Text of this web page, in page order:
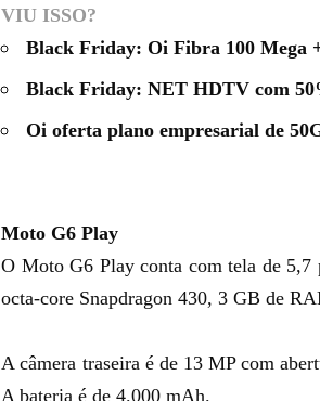
VIU ISSO?
Black Friday: Oi Fibra 100 Mega
Black Friday: NET HDTV com
Oi oferta plano empresarial de
Moto G6 Play
O Moto G6 Play conta com tela de 5,7
octa-core Snapdragon 430, 3 GB de
A câmera traseira é de 13 MP com
A bateria é de 4.000 mAh.